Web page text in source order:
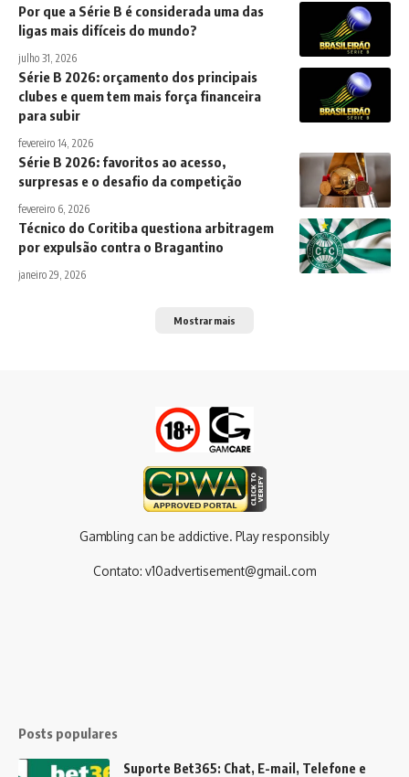
Por que a Série B é considerada uma das
ligas mais difíceis do mundo?
julho 31, 2026
Série B 2026: orçamento dos principais
clubes e quem tem mais força financeira
para subir
fevereiro 14, 2026
Série B 2026: favoritos ao acesso,
surpresas e o desafio da competição
fevereiro 6, 2026
Técnico do Coritiba questiona arbitragem
por expulsão contra o Bragantino
janeiro 29, 2026
Mostrar mais
Gambling can be addictive. Play responsibly
Contato: v10advertisement@gmail.com
Posts populares
Suporte Bet365: Chat, E-mail, Telefone e